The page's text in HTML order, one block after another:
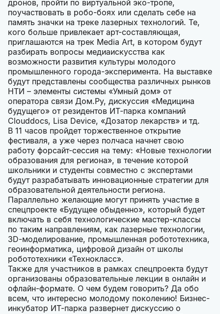
дронов, пройти по виртуальной эко-тропе,
поучаствовать в робо-боях или сделать себе на
память значки на треке лазерных технологий. Те,
кого больше привлекает арт-составляющая,
приглашаются на трек Media Art, в котором будут
разбирать вопросы медиаискусства как
возможности развития культуры молодого
промышленного города-эксперимента. На выставке
будут представлены сообщества различных рынков
НТИ – элементы системы «Умный дом» от
оператора связи Дом.Ру, дискуссия «Медицина
будущего» от резидентов ИТ-парка компаний
Clouddocs, Lisa Device, «Дозатор лекарств» и тд.
В 11 часов пройдет торжественное открытие
фестиваля, а уже через полчаса начнет свою
работу форсайт-сессия на тему: «Новые технологии
образования для региона», в течение которой
школьники и студенты совместно с экспертами
будут разрабатывать инновационные стратегии для
образовательной деятельности региона.
Параллельно желающие могут принять участие в
спецпроекте «Будущее обыденно», который будет
включать в себя технологические мастер-классы
по таким направлениям, как лазерные технологии,
3D-моделирование, промышленная робототехника,
геоинформатика, цифровой дизайн от школы
робототехники «Технокласс».
Также для участников в рамках спецпроекта будут
организованы образовательные лекции в онлайн и
офлайн-формате. О чем будем говорить? Да обо
всем, что интересно молодому поколению! Бизнес-
инкубатор ИТ-парка развернет дискуссию о